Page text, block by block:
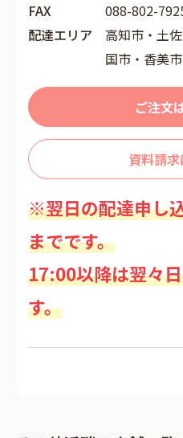
FAX
088-802-
配達エリア
高知市・土
国市・香美市
ご注文
資料請
※翌日の配達申し
までです。
17:00以降は翌々
す。